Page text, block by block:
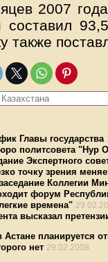
2007
составил
также
Главы государства
политсовета "Нур
Экспертного
точку зрения
Коллегии
форум
времена"
высказал
Астане планируется
нет 29.02.2008